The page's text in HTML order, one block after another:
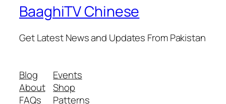
BaaghiTV Chinese
Get Latest News and Updates From Pakistan
Blog
About
FAQs
Events
Shop
Patterns